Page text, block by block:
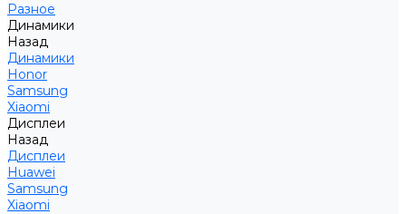
Разное
Динамики
Назад
Динамики
Honor
Samsung
Xiaomi
Дисплеи
Назад
Дисплеи
Huawei
Samsung
Xiaomi